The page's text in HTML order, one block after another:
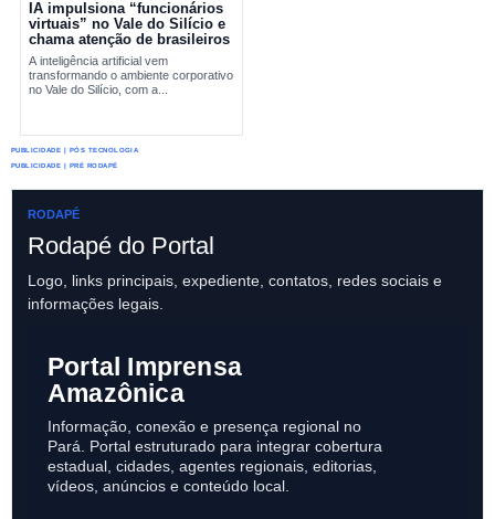
IA impulsiona “funcionários
virtuais” no Vale do Silício e
chama atenção de brasileiros
A inteligência artificial vem
transformando o ambiente corporativo
no Vale do Silício, com a...
PUBLICIDADE | PÓS TECNOLOGIA
PUBLICIDADE | PRÉ RODAPÉ
RODAPÉ
Rodapé do Portal
Logo, links principais, expediente, contatos, redes sociais e
informações legais.
Portal Imprensa
Amazônica
Informação, conexão e presença regional no
Pará. Portal estruturado para integrar cobertura
estadual, cidades, agentes regionais, editorias,
vídeos, anúncios e conteúdo local.